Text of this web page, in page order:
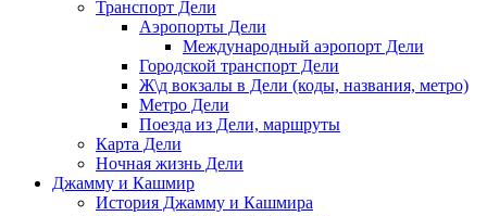
Транспорт Дели
Аэропорты Дели
Международный аэропорт Дели
Городской транспорт Дели
Ж\д вокзалы в Дели (коды, названия, метро)
Метро Дели
Поезда из Дели, маршруты
Карта Дели
Ночная жизнь Дели
Джамму и Кашмир
История Джамму и Кашмира